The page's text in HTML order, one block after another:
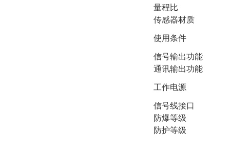
量程比
传感器材质
使用条件
信号输出功能
通讯输出功能
工作电源
信号线接口
防爆等级
防护等级